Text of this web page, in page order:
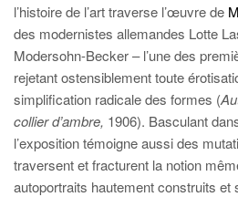
l’histoire de l’art traverse l’œuvre de
des modernistes allemandes Lotte
Modersohn-Becker – l’une des
rejetant ostensiblement toute
simplification radicale des formes (
collier d’ambre, 1906). Basculant
l’exposition témoigne aussi des
traversent et fracturent la notion
autoportraits hautement construits et